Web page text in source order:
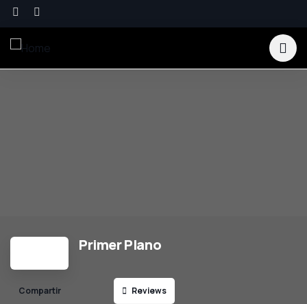
Primer Plano
Reviews